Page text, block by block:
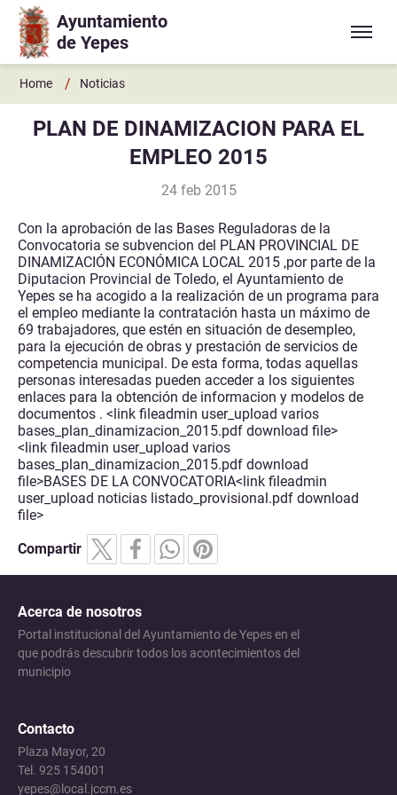
Ir a contenido principal
Ayuntamiento
de Yepes
Home / Noticias
PLAN DE DINAMIZACION PARA EL
EMPLEO 2015
24 feb 2015
Con la aprobación de las Bases Reguladoras de la
Convocatoria se subvencion del PLAN PROVINCIAL DE
DINAMIZACIÓN ECONÓMICA LOCAL 2015 ,por parte de la
Diputacion Provincial de Toledo, el Ayuntamiento de
Yepes se ha acogido a la realización de un programa para
el empleo mediante la contratación hasta un máximo de
69 trabajadores, que estén en situación de desempleo,
para la ejecución de obras y prestación de servicios de
competencia municipal. De esta forma, todas aquellas
personas interesadas pueden acceder a los siguientes
enlaces para la obtención de informacion y modelos de
documentos . <link fileadmin user_upload varios
bases_plan_dinamizacion_2015.pdf download file>
<link fileadmin user_upload varios
bases_plan_dinamizacion_2015.pdf download
file>BASES DE LA CONVOCATORIA<link fileadmin
user_upload noticias listado_provisional.pdf download
file>
Compartir
Acerca de nosotros
Portal institucional del Ayuntamiento de Yepes en el
que podrás descubrir todos los acontecimientos del
municipio
Contacto
Plaza Mayor, 20
Tel. 925 154001
yepes@local.jccm.es